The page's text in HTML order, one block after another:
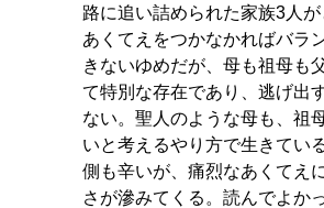
路に追い詰められた家族3人が
あくてえをつかなかればバラ
きないゆめだが、母も祖母も
て特別な存在であり、逃げ出
ない。聖人のような母も、祖
いと考えるやり方で生きてい
側も辛いが、痛烈なあくてえ
さが滲みてくる。読んでよかっ